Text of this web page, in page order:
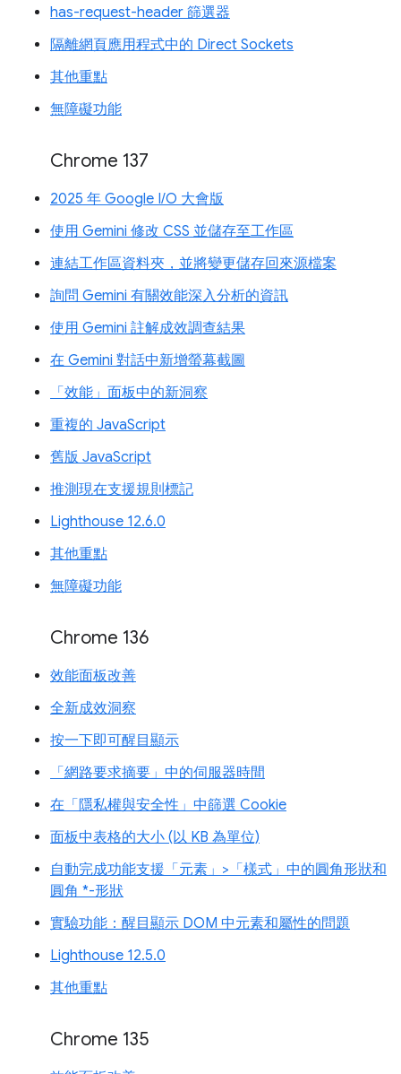
has-request-header 篩選器
隔離網頁應用程式中的 Direct Sockets
其他重點
無障礙功能
Chrome 137
2025 年 Google I/O 大會版
使用 Gemini 修改 CSS 並儲存至工作區
連結工作區資料夾，並將變更儲存回來源檔案
詢問 Gemini 有關效能深入分析的資訊
使用 Gemini 註解成效調查結果
在 Gemini 對話中新增螢幕截圖
「效能」面板中的新洞察
重複的 JavaScript
舊版 JavaScript
推測現在支援規則標記
Lighthouse 12.6.0
其他重點
無障礙功能
Chrome 136
效能面板改善
全新成效洞察
按一下即可醒目顯示
「網路要求摘要」中的伺服器時間
在「隱私權與安全性」中篩選 Cookie
面板中表格的大小 (以 KB 為單位)
自動完成功能支援「元素」>「樣式」中的圓角形狀和
圓角 *-形狀
實驗功能：醒目顯示 DOM 中元素和屬性的問題
Lighthouse 12.5.0
其他重點
Chrome 135